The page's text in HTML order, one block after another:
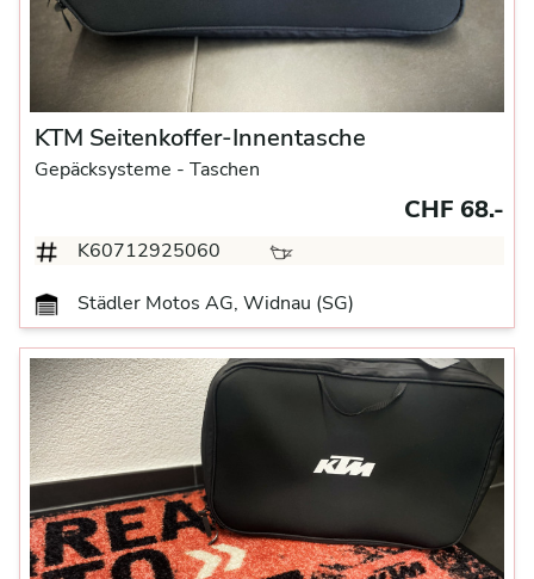
KTM Seitenkoffer-Innentasche
Gepäcksysteme - Taschen
CHF 68.-
K60712925060
Städler Motos AG, Widnau (SG)